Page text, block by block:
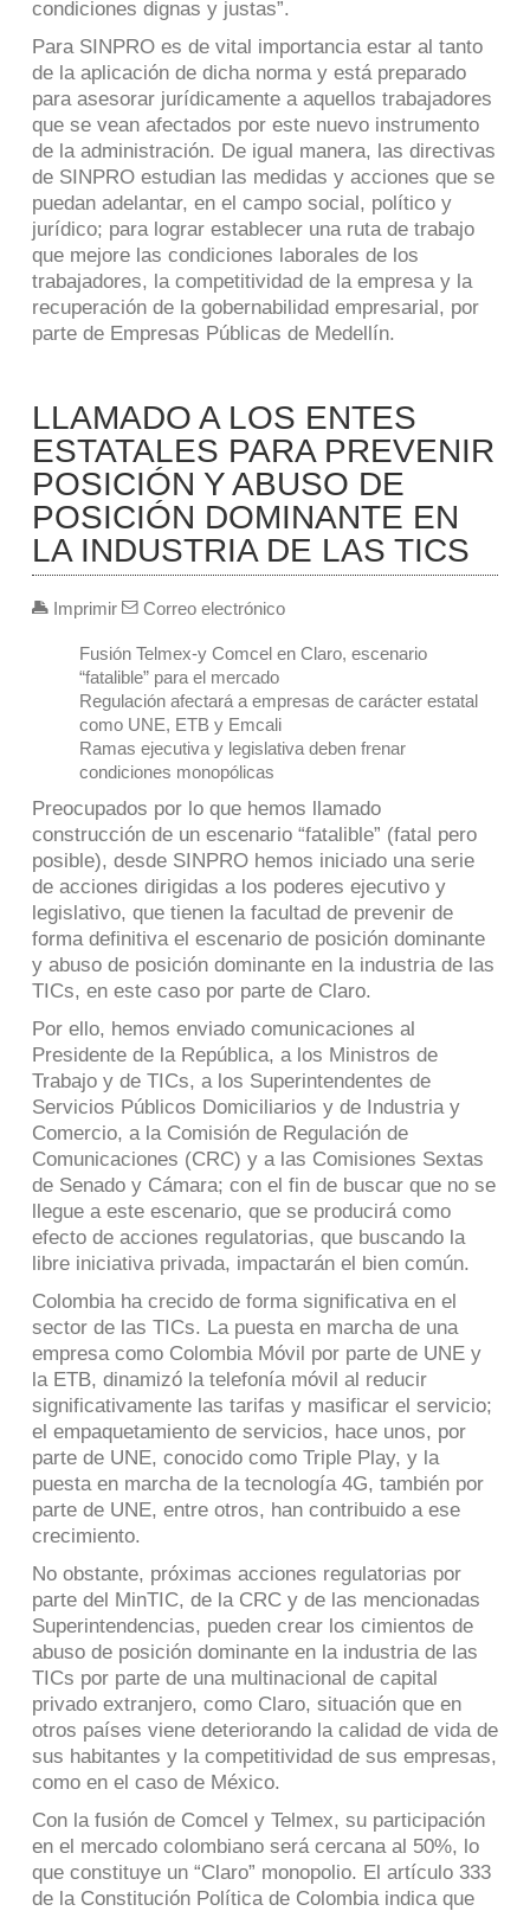
condiciones dignas y justas”.
Para SINPRO es de vital importancia estar al tanto
de la aplicación de dicha norma y está preparado
para asesorar jurídicamente a aquellos trabajadores
que se vean afectados por este nuevo instrumento
de la administración. De igual manera, las directivas
de SINPRO estudian las medidas y acciones que se
puedan adelantar, en el campo social, político y
jurídico; para lograr establecer una ruta de trabajo
que mejore las condiciones laborales de los
trabajadores, la competitividad de la empresa y la
recuperación de la gobernabilidad empresarial, por
parte de Empresas Públicas de Medellín.
LLAMADO A LOS ENTES
ESTATALES PARA PREVENIR
POSICIÓN Y ABUSO DE
POSICIÓN DOMINANTE EN
LA INDUSTRIA DE LAS TICS
Imprimir Correo electrónico
Fusión Telmex-y Comcel en Claro, escenario
“fatalible” para el mercado
Regulación afectará a empresas de carácter estatal
como UNE, ETB y Emcali
Ramas ejecutiva y legislativa deben frenar
condiciones monopólicas
Preocupados por lo que hemos llamado
construcción de un escenario “fatalible” (fatal pero
posible), desde SINPRO hemos iniciado una serie
de acciones dirigidas a los poderes ejecutivo y
legislativo, que tienen la facultad de prevenir de
forma definitiva el escenario de posición dominante
y abuso de posición dominante en la industria de las
TICs, en este caso por parte de Claro.
Por ello, hemos enviado comunicaciones al
Presidente de la República, a los Ministros de
Trabajo y de TICs, a los Superintendentes de
Servicios Públicos Domiciliarios y de Industria y
Comercio, a la Comisión de Regulación de
Comunicaciones (CRC) y a las Comisiones Sextas
de Senado y Cámara; con el fin de buscar que no se
llegue a este escenario, que se producirá como
efecto de acciones regulatorias, que buscando la
libre iniciativa privada, impactarán el bien común.
Colombia ha crecido de forma significativa en el
sector de las TICs. La puesta en marcha de una
empresa como Colombia Móvil por parte de UNE y
la ETB, dinamizó la telefonía móvil al reducir
significativamente las tarifas y masificar el servicio;
el empaquetamiento de servicios, hace unos, por
parte de UNE, conocido como Triple Play, y la
puesta en marcha de la tecnología 4G, también por
parte de UNE, entre otros, han contribuido a ese
crecimiento.
No obstante, próximas acciones regulatorias por
parte del MinTIC, de la CRC y de las mencionadas
Superintendencias, pueden crear los cimientos de
abuso de posición dominante en la industria de las
TICs por parte de una multinacional de capital
privado extranjero, como Claro, situación que en
otros países viene deteriorando la calidad de vida de
sus habitantes y la competitividad de sus empresas,
como en el caso de México.
Con la fusión de Comcel y Telmex, su participación
en el mercado colombiano será cercana al 50%, lo
que constituye un “Claro” monopolio. El artículo 333
de la Constitución Política de Colombia indica que